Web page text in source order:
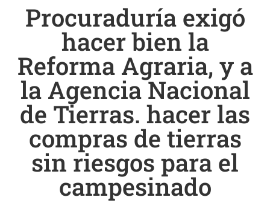
Procuraduría exigó
hacer bien la
Reforma Agraria, y a
la Agencia Nacional
de Tierras. hacer las
compras de tierras
sin riesgos para el
campesinado